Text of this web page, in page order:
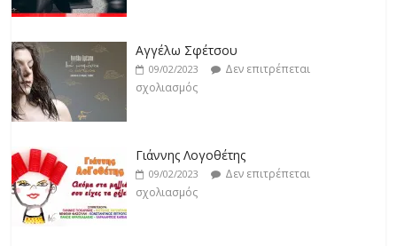
Γιάννης Λογοθέτης
09/02/2023
Δεν επιτρέπεται
σχολιασμός
Anemos
03/02/2023
Δεν επιτρέπεται
σχολιασμός